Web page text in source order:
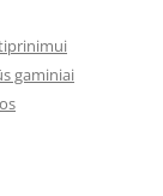
gaminiai